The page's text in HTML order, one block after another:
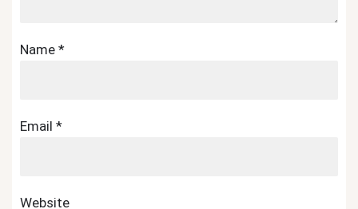
Name *
Email *
Website